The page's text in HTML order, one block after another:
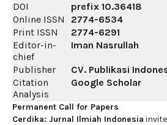
DOI
prefix 10.36418
Online ISSN
2774-6534
Print ISSN
2774-6291
Editor-in-
chief
Iman Nasrullah
Publisher
CV. Publikasi
Citation
Analysis
Google Scholar
Permanent Call for Papers
Cerdika: Jurnal Ilmiah Indonesia